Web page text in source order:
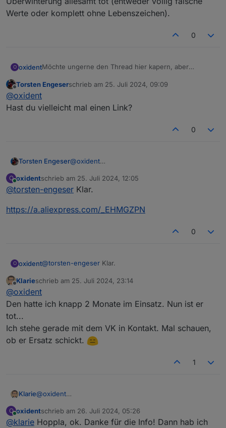
Werte oder komplett ohne Lebenszeichen).
0
O oxidentMöchte ungerne den Thread hier kapern, aber
Zigbee-Sensoren aus China. Haben knapp 20 EUR pro
auf mich einen deutlich stabileren Eindruck als die
Aber ob sie länger halten als die Platinen von
knappe Saison im Einsatz und vor sowie nach der
Offline
Torsten Engeserschrieb am 25. Juli 2024, 09:09
zuletzt editiert von
@oxident
Hast du vielleicht mal einen Link?
0
Torsten Engeser@oxident
O
Online
oxidentschrieb am 25. Juli 2024, 12:05
zuletzt editiert von
@torsten-engeser Klar.
https://a.aliexpress.com/_EHMGZPN
0
O oxident@torsten-engeser Klar.
https://a.aliexpress.com/_EHMGZPN
Offline
Klarieschrieb am 25. Juli 2024, 23:14
zuletzt editiert von
@oxident
Den hatte ich knapp 2 Monate im Einsatz. Nun ist er
tot...
Ich stehe gerade mit dem VK in Kontakt. Mal schauen,
ob er Ersatz schickt.
1
Klarie@oxident
Ich stehe gerade mit dem VK in Kontakt. Mal schauen,
ob er Ersatz schickt.
O
Online
oxidentschrieb am 26. Juli 2024, 05:26
zuletzt editiert von
@klarie Hoppla, ok. Danke für die Info! Dann hab ich